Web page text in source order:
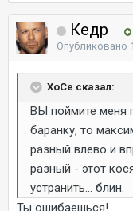
Кедр
Опубликовано
ХоСе сказал:
ВЫ поймите меня
баранку, то
разный влево и
разный - этот
устранить... блин.
Ты ошибаешься!